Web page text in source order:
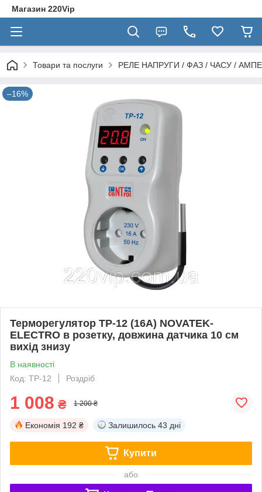
Магазин 220Vip
Товари та послуги РЕЛЕ НАПРУГИ / ФАЗ / ЧАСУ /
–16%
Терморегулятор ТР-12 (16А) NOVATEK-
ELECTRO в розетку, довжина датчика 10 см
вихід знизу
В наявності
Код: ТР-12
Роздріб
1 008 ₴ 1 200 ₴
Економія 192 ₴ Залишилось 43 дні
Купити
або